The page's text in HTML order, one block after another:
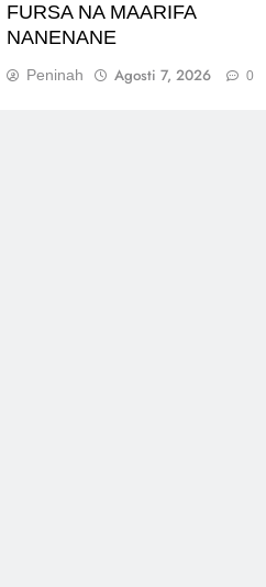
FURSA NA MAARIFA
NANENANE
Peninah Agosti 7, 2026 0